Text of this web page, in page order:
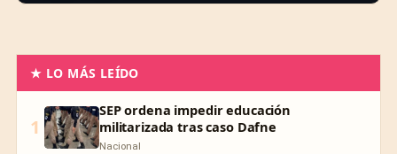
★ LO MÁS LEÍDO
1
SEP ordena impedir educación
militarizada tras caso Dafne
Nacional